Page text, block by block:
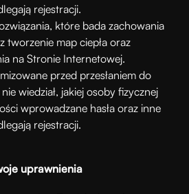
rejestracji.
które bada zachowania
tworzenie map ciepła oraz
na Stronie Internetowej.
przed przesłaniem do
wiedział, jakiej osoby fizycznej
wprowadzane hasła oraz inne
rejestracji.
uprawnienia